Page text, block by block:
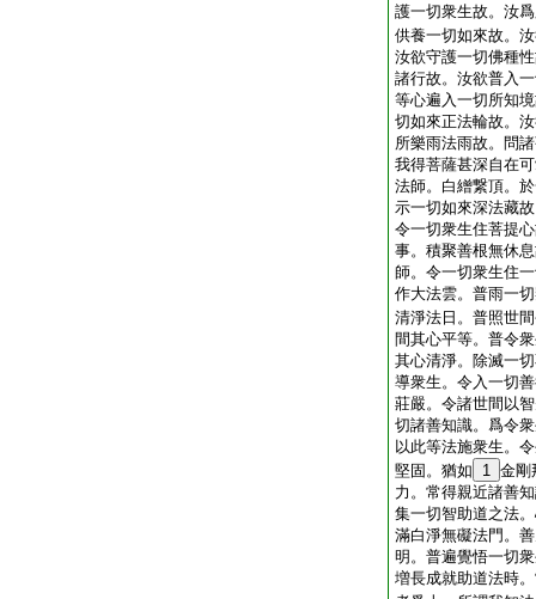
護一切衆生故。汝
供養一切如來故。
汝欲守護一切佛種
諸行故。汝欲普入
等心遍入一切所知
切如來正法輪故。
所樂雨法雨故。問
我得菩薩甚深自在
法師。白繒繋頂。
示一切如來深法藏
令一切衆生住菩提
事。積聚善根無休
師。令一切衆生住
作大法雲。普雨一
清淨法日。普照世
間其心平等。普令
其心清淨。除滅一
導衆生。令入一切
莊嚴。令諸世間以
切諸善知識。爲令
以此等法施衆生。
堅固。猶如
1 金剛
力。常得親近諸善
集一切智助道之法
滿白淨無礙法門。
明。普遍覺悟一切
増長成就助道法時